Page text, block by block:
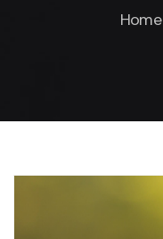
Home